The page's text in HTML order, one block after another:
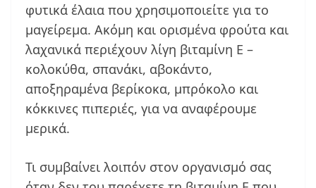
φυτικά έλαια που χρησιμοποιείτε για το
μαγείρεμα. Ακόμη και ορισμένα φρούτα και
λαχανικά περιέχουν λίγη βιταμίνη Ε –
κολοκύθα, σπανάκι, αβοκάντο,
αποξηραμένα βερίκοκα, μπρόκολο και
κόκκινες πιπεριές, για να αναφέρουμε
μερικά.
Τι συμβαίνει λοιπόν στον οργανισμό σας